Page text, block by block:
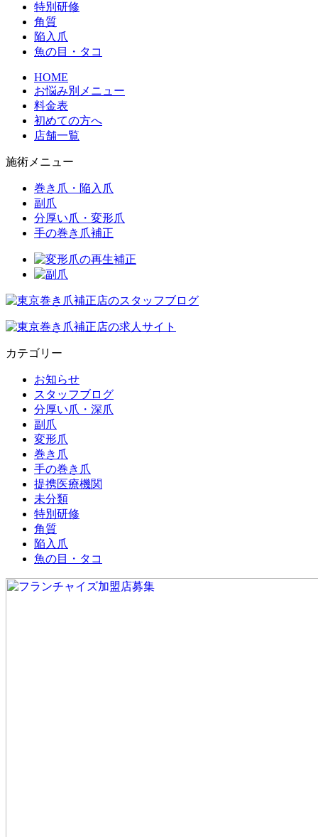
特別研修
角質
陥入爪
魚の目・タコ
HOME
お悩み別メニュー
料金表
初めての方へ
店舗一覧
施術メニュー
巻き爪・陥入爪
副爪
分厚い爪・変形爪
手の巻き爪補正
カテゴリー
お知らせ
スタッフブログ
分厚い爪・深爪
副爪
変形爪
巻き爪
手の巻き爪
提携医療機関
未分類
特別研修
角質
陥入爪
魚の目・タコ